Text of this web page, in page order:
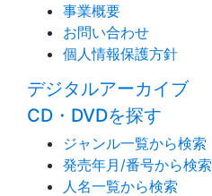
事業概要
お問い合わせ
個人情報保護方針
デジタルアーカイブ
CD・DVDを探す
ジャンル一覧から検索
発売年月/番号から検索
人名一覧から検索